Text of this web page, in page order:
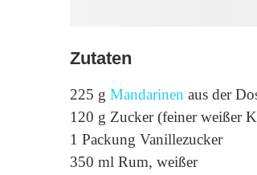
Zutaten
225 g Mandarinen aus der
120 g Zucker (feiner weißer
1 Packung Vanillezucker
350 ml Rum, weißer